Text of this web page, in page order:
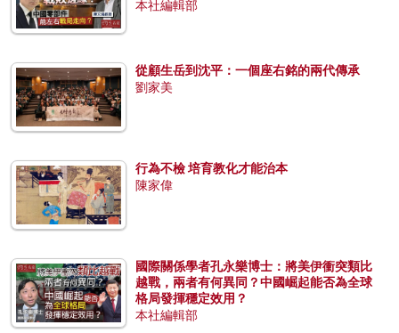
本社編輯部
從顧生岳到沈平：一個座右銘的兩代傳承
劉家美
行為不檢 培育教化才能治本
陳家偉
國際關係學者孔永樂博士：將美伊衝突類比
越戰，兩者有何異同？中國崛起能否為全球
格局發揮穩定效用？
本社編輯部